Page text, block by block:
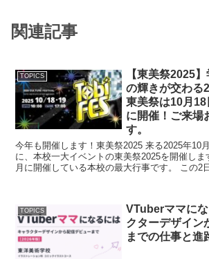
関連記事
TOPICS
【東美祭2025
の輝きが交わる
東美祭は10月
に開催！ご来場
す。
今年も開催します！東美祭2025 来る2025年10月18日(土)・19日(日)
に、本校一大イベントの東美祭2025を開催します！ 東美祭は
月に開催している本校の最大行事です。 この2日間、東美校内に在校
TOPICS
VTuberママに
クターデザイン
までの仕事と進